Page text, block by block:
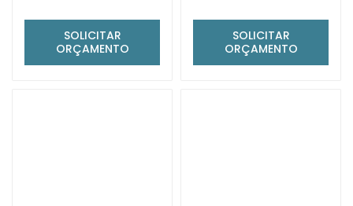
SOLICITAR
ORÇAMENTO
SOLICITAR
ORÇAMENTO